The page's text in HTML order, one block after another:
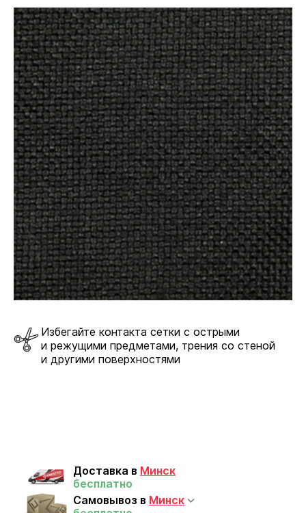
Избегайте контакта сетки с острыми
и режущими предметами, трения со стеной
и другими поверхностями
Доставка в Минск
бесплатно
Самовывоз в Минск